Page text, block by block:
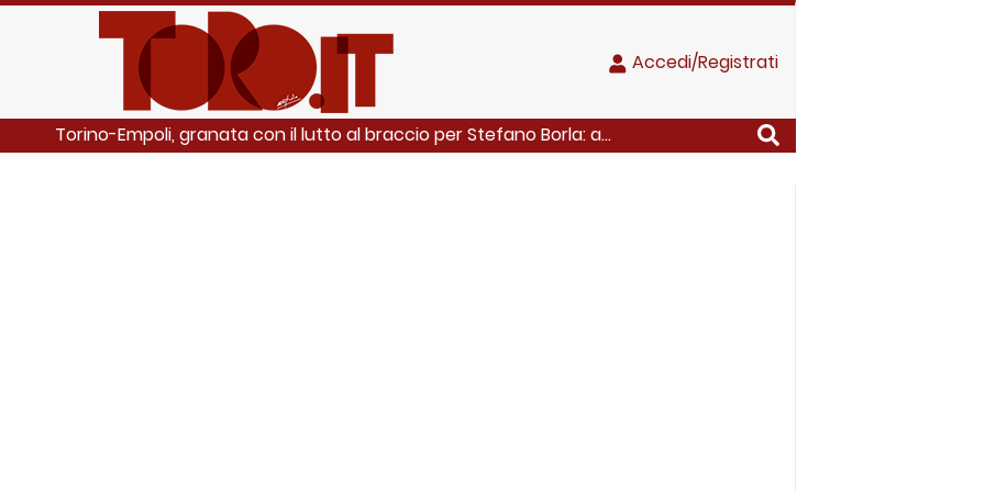
Accedi/Registrati
Torino-Empoli, granata con il lutto al braccio per Stefano Borla: a...